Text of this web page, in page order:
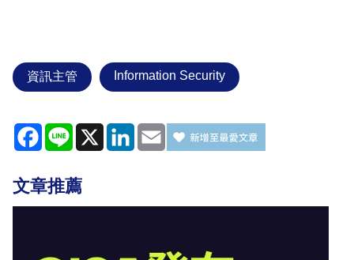
資訊主管 Information Security
Facebook
Line X LinkedIn
Email
文章推薦